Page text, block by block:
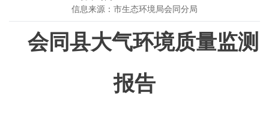
信息来源：市生态环境局会同分局
会同县大气环境质量监测
报告